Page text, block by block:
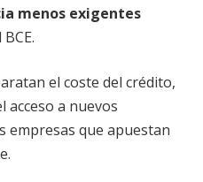
menos exigentes
el coste del crédito,
acceso a nuevos
empresas que apuestan